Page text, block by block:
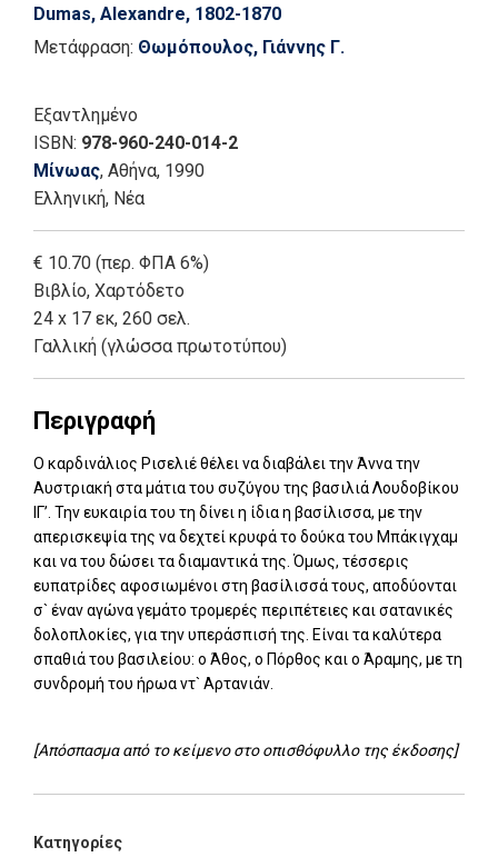
Dumas, Alexandre, 1802-1870
Μετάφραση: Θωμόπουλος, Γιάννης Γ.
Εξαντλημένο
ISBN: 978-960-240-014-2
Μίνωας, Αθήνα, 1990
Ελληνική, Νέα
€ 10.70 (περ. ΦΠΑ 6%)
Βιβλίο, Χαρτόδετο
24 x 17 εκ, 260 σελ.
Γαλλική (γλώσσα πρωτοτύπου)
Περιγραφή
Ο καρδινάλιος Ρισελιέ θέλει να διαβάλει την Άννα την
Αυστριακή στα μάτια του συζύγου της βασιλιά Λουδοβίκου
ΙΓ’. Την ευκαιρία του τη δίνει η ίδια η βασίλισσα, με την
απερισκεψία της να δεχτεί κρυφά το δούκα του Μπάκιγχαμ
και να του δώσει τα διαμαντικά της. Όμως, τέσσερις
ευπατρίδες αφοσιωμένοι στη βασίλισσά τους, αποδύονται
σ` έναν αγώνα γεμάτο τρομερές περιπέτειες και σατανικές
δολοπλοκίες, για την υπεράσπισή της. Είναι τα καλύτερα
σπαθιά του βασιλείου: ο Άθος, ο Πόρθος και ο Άραμης, με τη
συνδρομή του ήρωα ντ` Αρτανιάν.
[Απόσπασμα από το κείμενο στο οπισθόφυλλο της έκδοσης]
Κατηγορίες